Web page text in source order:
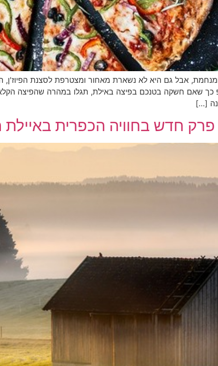
אבל גם היא לא נשארת מאחור ומצטרפת לסצנת הפיוז'ן,
שאם חשקה בטנכם בפיצה באילת, תגלו במהרה שהפיצה
[…]
פרק חדש בחוויה הכפרית